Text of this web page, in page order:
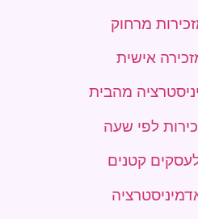
מרחוק
אישית
מהבית
לפי שעה
קטנים